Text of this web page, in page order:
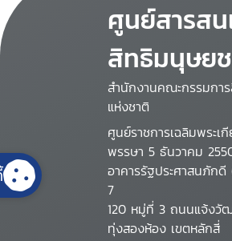
ศูนย์สารส
สิทธิมนุษย
สำนักงานคณะกรรมกา
แห่งชาติ
ศูนย์ราชการเฉลิมพระเ
พรรษา 5 ธันวาคม
อาคารรัฐประศาสนภัก
7
120 หมู่ที่ 3 ถนนแจ้งวั
ทุ่งสองห้อง เขตหลักสี่